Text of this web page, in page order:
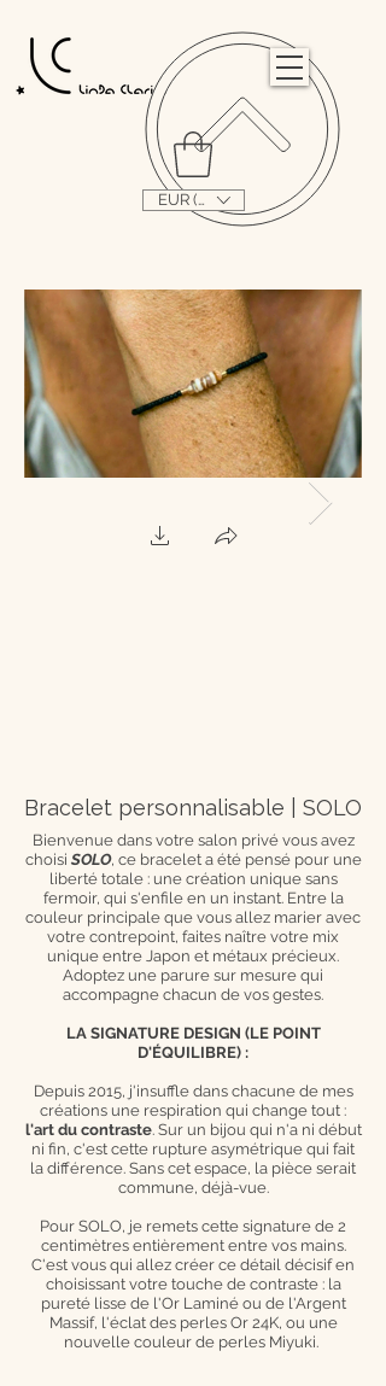
EUR (€)
Bracelet personnalisable | SOLO
Bienvenue dans votre salon privé vous avez
choisi SOLO, ce bracelet a été pensé pour une
liberté totale : une création unique sans
fermoir, qui s'enfile en un instant. Entre la
couleur principale que vous allez marier avec
votre contrepoint, faites naître votre mix
unique entre Japon et métaux précieux.
Adoptez une parure sur mesure qui
accompagne chacun de vos gestes.
LA SIGNATURE DESIGN (LE POINT
D'ÉQUILIBRE) :
Depuis 2015, j'insuffle dans chacune de mes
créations une respiration qui change tout :
l'art du contraste. Sur un bijou qui n'a ni début
ni fin, c'est cette rupture asymétrique qui fait
la différence. Sans cet espace, la pièce serait
commune, déjà-vue.
Pour SOLO, je remets cette signature de 2
centimètres entièrement entre vos mains.
C'est vous qui allez créer ce détail décisif en
choisissant votre touche de contraste : la
pureté lisse de l'Or Laminé ou de l'Argent
Massif, l'éclat des perles Or 24K, ou une
nouvelle couleur de perles Miyuki.